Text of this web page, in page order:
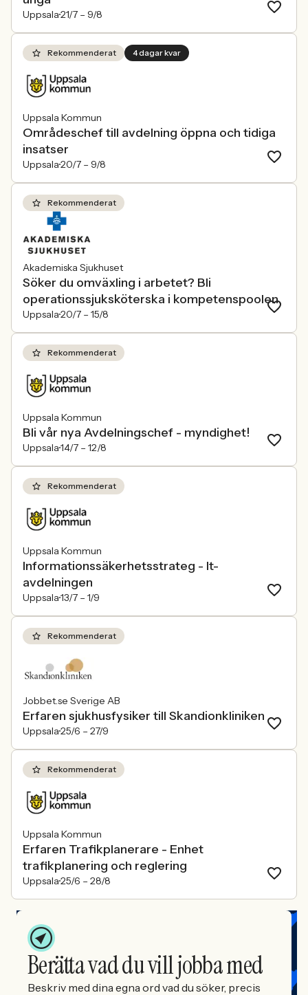
Uppsala21/7 – 9/8
Rekommenderat 4 dagar kvar
Uppsala Kommun
Områdeschef till avdelning öppna och tidiga
insatser
Uppsala20/7 – 9/8
Rekommenderat
Akademiska Sjukhuset
Söker du omväxling i arbetet? Bli
operationssjuksköterska i kompetenspoolen
Uppsala20/7 – 15/8
Rekommenderat
Uppsala Kommun
Bli vår nya Avdelningschef - myndighet!
Uppsala14/7 – 12/8
Rekommenderat
Uppsala Kommun
Informationssäkerhetsstrateg - It-
avdelningen
Uppsala13/7 – 1/9
Rekommenderat
Jobbet.se Sverige AB
Erfaren sjukhusfysiker till Skandionkliniken
Uppsala25/6 – 27/9
Rekommenderat
Uppsala Kommun
Erfaren Trafikplanerare - Enhet
trafikplanering och reglering
Uppsala25/6 – 28/8
Berätta vad du vill jobba med
Beskriv med dina egna ord vad du söker, precis